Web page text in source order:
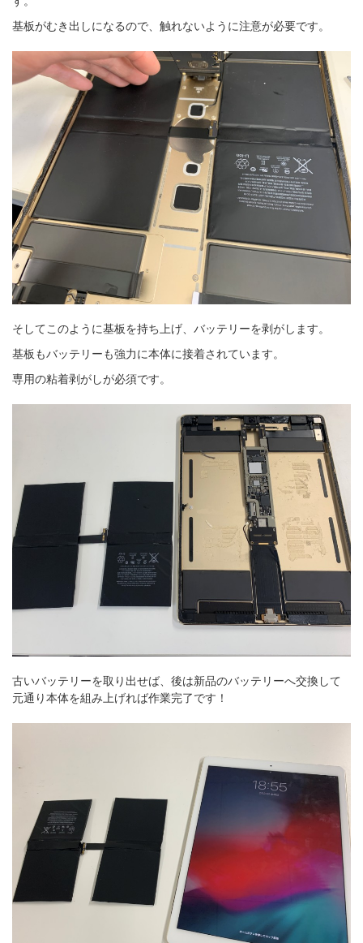
基板がむき出しになるので、触れないように注意が必要です。
そしてこのように基板を持ち上げ、バッテリーを剥がします。
基板もバッテリーも強力に本体に接着されています。
専用の粘着剥がしが必須です。
古いバッテリーを取り出せば、後は新品のバッテリーへ交換して
元通り本体を組み上げれば作業完了です！